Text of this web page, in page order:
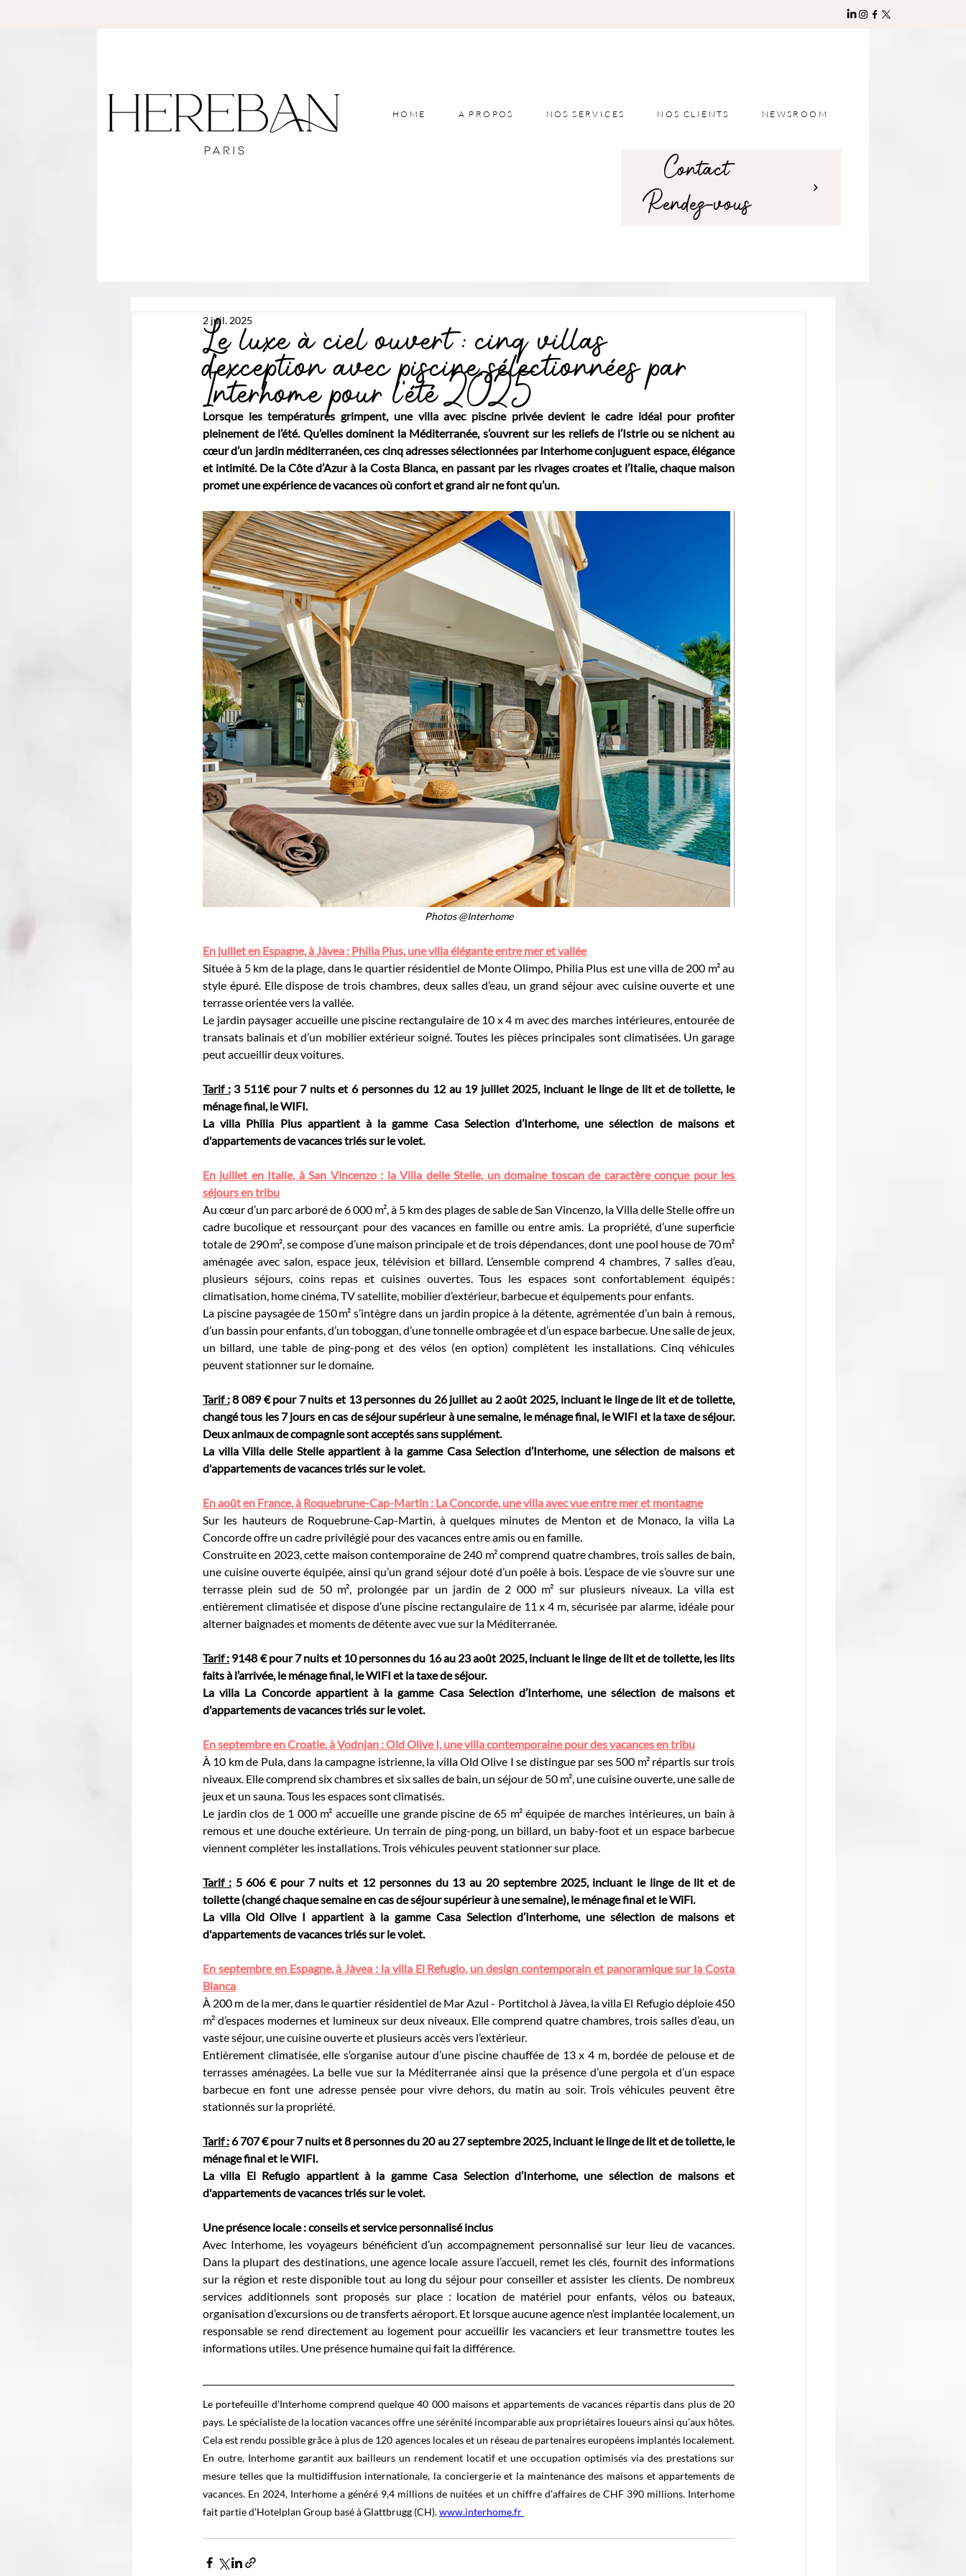
HOME A PROPOS NOS SERVICES NOS CLIENTS NEWSROOM
Rendez-vous
Contact
Le luxe à ciel ouvert : cinq villas
d’exception avec piscine sélectionnées par
Interhome pour l’été 2025
2 juil. 2025
Lorsque les températures grimpent, une villa avec piscine privée devient le cadre idéal pour profiter
pleinement de l’été. Qu’elles dominent la Méditerranée, s’ouvrent sur les reliefs de l’Istrie ou se nichent au
cœur d’un jardin méditerranéen, ces cinq adresses sélectionnées par Interhome conjuguent espace, élégance
et intimité. De la Côte d’Azur à la Costa Blanca, en passant par les rivages croates et l’Italie, chaque maison
promet une expérience de vacances où confort et grand air ne font qu’un.
Photos @Interhome
En juillet en Espagne, à Jàvea : Philia Plus, une villa élégante entre mer et vallée
Située à 5 km de la plage, dans le quartier résidentiel de Monte Olimpo, Philia Plus est une villa de 200 m² au
style épuré. Elle dispose de trois chambres, deux salles d’eau, un grand séjour avec cuisine ouverte et une
terrasse orientée vers la vallée.
Le jardin paysager accueille une piscine rectangulaire de 10 x 4 m avec des marches intérieures, entourée de
transats balinais et d’un mobilier extérieur soigné. Toutes les pièces principales sont climatisées. Un garage
peut accueillir deux voitures.
Tarif : 3 511€ pour 7 nuits et 6 personnes du 12 au 19 juillet 2025, incluant le linge de lit et de toilette, le
ménage final, le WIFI.
La villa Philia Plus appartient à la gamme Casa Selection d’Interhome, une sélection de maisons et
d'appartements de vacances triés sur le volet.
En juillet en Italie, à San Vincenzo : la Villa delle Stelle, un domaine toscan de caractère conçue pour les
séjours en tribu
Au cœur d’un parc arboré de 6 000 m², à 5 km des plages de sable de San Vincenzo, la Villa delle Stelle offre un
cadre bucolique et ressourçant pour des vacances en famille ou entre amis. La propriété, d’une superficie
totale de 290 m², se compose d’une maison principale et de trois dépendances, dont une pool house de 70 m²
aménagée avec salon, espace jeux, télévision et billard. L’ensemble comprend 4 chambres, 7 salles d’eau,
plusieurs séjours, coins repas et cuisines ouvertes. Tous les espaces sont confortablement équipés :
climatisation, home cinéma, TV satellite, mobilier d’extérieur, barbecue et équipements pour enfants.
La piscine paysagée de 150 m² s’intègre dans un jardin propice à la détente, agrémentée d’un bain à remous,
d’un bassin pour enfants, d’un toboggan, d’une tonnelle ombragée et d’un espace barbecue. Une salle de jeux,
un billard, une table de ping-pong et des vélos (en option) complètent les installations. Cinq véhicules
peuvent stationner sur le domaine.
Tarif : 8 089 € pour 7 nuits et 13 personnes du 26 juillet au 2 août 2025, incluant le linge de lit et de toilette,
changé tous les 7 jours en cas de séjour supérieur à une semaine, le ménage final, le WIFI et la taxe de séjour.
Deux animaux de compagnie sont acceptés sans supplément.
La villa Villa delle Stelle appartient à la gamme Casa Selection d’Interhome, une sélection de maisons et
d'appartements de vacances triés sur le volet.
En août en France, à Roquebrune-Cap-Martin : La Concorde, une villa avec vue entre mer et montagne
Sur les hauteurs de Roquebrune-Cap-Martin, à quelques minutes de Menton et de Monaco, la villa La
Concorde offre un cadre privilégié pour des vacances entre amis ou en famille.
Construite en 2023, cette maison contemporaine de 240 m² comprend quatre chambres, trois salles de bain,
une cuisine ouverte équipée, ainsi qu’un grand séjour doté d’un poêle à bois. L’espace de vie s’ouvre sur une
terrasse plein sud de 50 m², prolongée par un jardin de 2 000 m² sur plusieurs niveaux. La villa est
entièrement climatisée et dispose d’une piscine rectangulaire de 11 x 4 m, sécurisée par alarme, idéale pour
alterner baignades et moments de détente avec vue sur la Méditerranée.
Tarif : 9148 € pour 7 nuits et 10 personnes du 16 au 23 août 2025, incluant le linge de lit et de toilette, les lits
faits à l’arrivée, le ménage final, le WIFI et la taxe de séjour.
La villa La Concorde appartient à la gamme Casa Selection d’Interhome, une sélection de maisons et
d'appartements de vacances triés sur le volet.
En septembre en Croatie, à Vodnjan : Old Olive I, une villa contemporaine pour des vacances en tribu
À 10 km de Pula, dans la campagne istrienne, la villa Old Olive I se distingue par ses 500 m² répartis sur trois
niveaux. Elle comprend six chambres et six salles de bain, un séjour de 50 m², une cuisine ouverte, une salle de
jeux et un sauna. Tous les espaces sont climatisés.
Le jardin clos de 1 000 m² accueille une grande piscine de 65 m² équipée de marches intérieures, un bain à
remous et une douche extérieure. Un terrain de ping-pong, un billard, un baby-foot et un espace barbecue
viennent compléter les installations. Trois véhicules peuvent stationner sur place.
Tarif : 5 606 € pour 7 nuits et 12 personnes du 13 au 20 septembre 2025, incluant le linge de lit et de
toilette (changé chaque semaine en cas de séjour supérieur à une semaine), le ménage final et le WiFi.
La villa Old Olive I appartient à la gamme Casa Selection d’Interhome, une sélection de maisons et
d'appartements de vacances triés sur le volet.
En septembre en Espagne, à Jàvea : la villa El Refugio, un design contemporain et panoramique sur la Costa
Blanca
À 200 m de la mer, dans le quartier résidentiel de Mar Azul - Portitchol à Jàvea, la villa El Refugio déploie 450
m² d’espaces modernes et lumineux sur deux niveaux. Elle comprend quatre chambres, trois salles d’eau, un
vaste séjour, une cuisine ouverte et plusieurs accès vers l’extérieur.
Entièrement climatisée, elle s’organise autour d’une piscine chauffée de 13 x 4 m, bordée de pelouse et de
terrasses aménagées. La belle vue sur la Méditerranée ainsi que la présence d’une pergola et d’un espace
barbecue en font une adresse pensée pour vivre dehors, du matin au soir. Trois véhicules peuvent être
stationnés sur la propriété.
Tarif : 6 707 € pour 7 nuits et 8 personnes du 20 au 27 septembre 2025, incluant le linge de lit et de toilette, le
ménage final et le WIFI.
La villa El Refugio appartient à la gamme Casa Selection d’Interhome, une sélection de maisons et
d'appartements de vacances triés sur le volet.
Une présence locale : conseils et service personnalisé inclus
Avec Interhome, les voyageurs bénéficient d’un accompagnement personnalisé sur leur lieu de vacances.
Dans la plupart des destinations, une agence locale assure l’accueil, remet les clés, fournit des informations
sur la région et reste disponible tout au long du séjour pour conseiller et assister les clients. De nombreux
services additionnels sont proposés sur place : location de matériel pour enfants, vélos ou bateaux,
organisation d’excursions ou de transferts aéroport. Et lorsque aucune agence n’est implantée localement, un
responsable se rend directement au logement pour accueillir les vacanciers et leur transmettre toutes les
informations utiles. Une présence humaine qui fait la différence.
Le portefeuille d’Interhome comprend quelque 40 000 maisons et appartements de vacances répartis dans plus de 20
pays. Le spécialiste de la location vacances offre une sérénité incomparable aux propriétaires loueurs ainsi qu’aux hôtes.
Cela est rendu possible grâce à plus de 120 agences locales et un réseau de partenaires européens implantés localement.
En outre, Interhome garantit aux bailleurs un rendement locatif et une occupation optimisés via des prestations sur
mesure telles que la multidiffusion internationale, la conciergerie et la maintenance des maisons et appartements de
vacances. En 2024, Interhome a généré 9,4 millions de nuitées et un chiffre d’affaires de CHF 390 millions. Interhome
fait partie d’Hotelplan Group basé à Glattbrugg (CH). www.interhome.fr